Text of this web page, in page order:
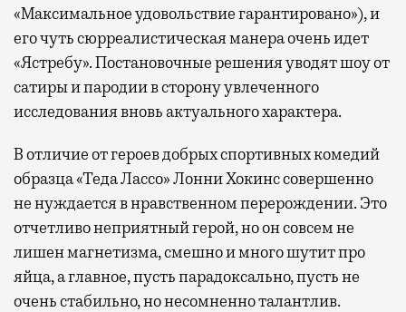
«Максимальное удовольствие гарантировано»), и
его чуть сюрреалистическая манера очень идет
«Ястребу». Постановочные решения уводят шоу от
сатиры и пародии в сторону увлеченного
исследования вновь актуального характера.
В отличие от героев добрых спортивных комедий
образца «Теда Лассо» Лонни Хокинс совершенно
не нуждается в нравственном перерождении. Это
отчетливо неприятный герой, но он совсем не
лишен магнетизма, смешно и много шутит про
яйца, а главное, пусть парадоксально, пусть не
очень стабильно, но несомненно талантлив.